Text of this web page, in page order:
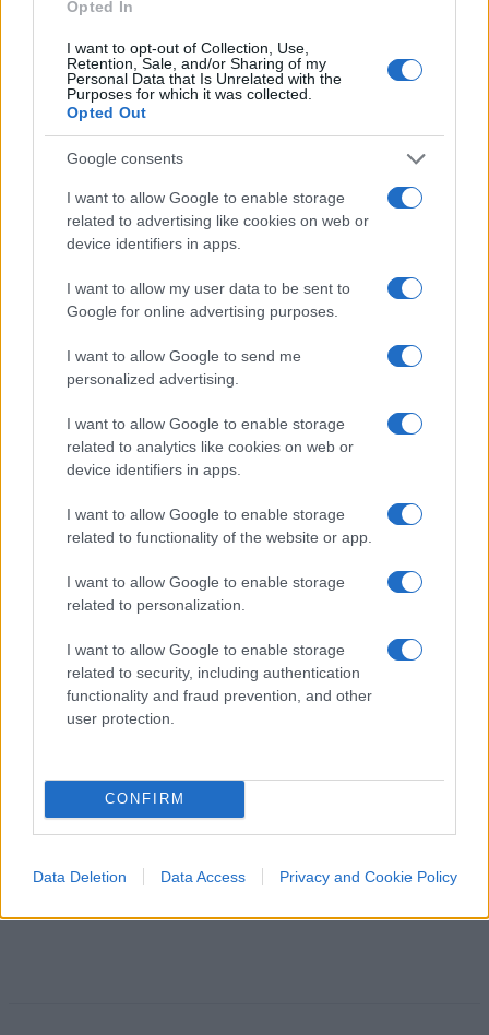
Opted In
I want to opt-out of Collection, Use,
Retention, Sale, and/or Sharing of my
Personal Data that Is Unrelated with the
Purposes for which it was collected.
Opted Out
Google consents
I want to allow Google to enable storage
related to advertising like cookies on web or
device identifiers in apps.
I want to allow my user data to be sent to
Google for online advertising purposes.
I want to allow Google to send me
personalized advertising.
I want to allow Google to enable storage
related to analytics like cookies on web or
device identifiers in apps.
I want to allow Google to enable storage
related to functionality of the website or app.
I want to allow Google to enable storage
related to personalization.
I want to allow Google to enable storage
related to security, including authentication
functionality and fraud prevention, and other
user protection.
CONFIRM
Data Deletion Data Access Privacy and Cookie Policy
: l’abbonamento è un
contratto, non una proprietà piena ed è dunque
quelle legate al rinnovo. Ma la libertà contrattuale
del tifoso — decidere se andare o meno alla
sull’altare di un problema che riguarda una
minoranza di speculatori.
Ivan Mazzoletti, 6 agosto 2026